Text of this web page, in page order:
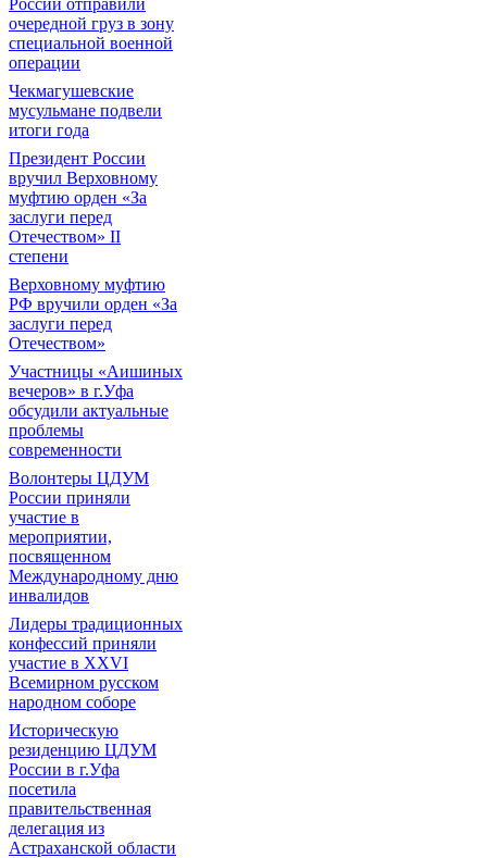
России отправили
очередной груз в зону
специальной военной
операции
Чекмагушевские
мусульмане подвели
итоги года
Президент России
вручил Верховному
муфтию орден «За
заслуги перед
Отечеством» II
степени
Верховному муфтию
РФ вручили орден «За
заслуги перед
Отечеством»
Участницы «Аишиных
вечеров» в г.Уфа
обсудили актуальные
проблемы
современности
Волонтеры ЦДУМ
России приняли
участие в
мероприятии,
посвященном
Международному дню
инвалидов
Лидеры традиционных
конфессий приняли
участие в XXVI
Всемирном русском
народном соборе
Историческую
резиденцию ЦДУМ
России в г.Уфа
посетила
правительственная
делегация из
Астраханской области